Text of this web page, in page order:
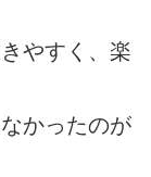
やすく、楽
かったのが